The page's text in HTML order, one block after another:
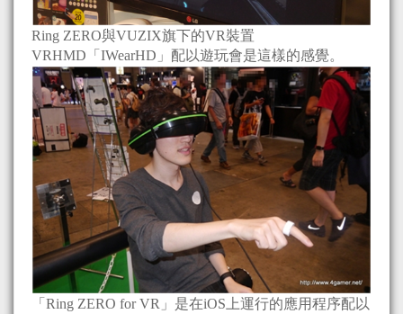
Ring ZERO與VUZIX旗下的VR裝置
VRHMD「IWearHD」配以遊玩會是這樣的感覺。
「Ring ZERO for VR」是在iOS上運行的應用程序配以